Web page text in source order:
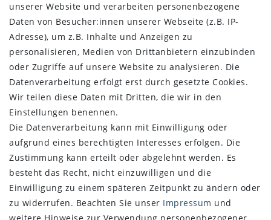
SHOP
Impressum
Daten­schutz­erklärung
AGB
Widerrufs­recht
SERVICE
Über uns
Zahlung und Versand
Retoure
NEWSLETTER
unserer Website und verarbeiten personenbezogene
Daten von Besucher:innen unserer Webseite (z.B. IP-
Adresse), um z.B. Inhalte und Anzeigen zu
personalisieren, Medien von Drittanbietern einzubinden
oder Zugriffe auf unsere Website zu analysieren. Die
Datenverarbeitung erfolgt erst durch gesetzte Cookies.
Wir teilen diese Daten mit Dritten, die wir in den
Einstellungen benennen.
Die Datenverarbeitung kann mit Einwilligung oder
aufgrund eines berechtigten Interesses erfolgen. Die
Zustimmung kann erteilt oder abgelehnt werden. Es
besteht das Recht, nicht einzuwilligen und die
Einwilligung zu einem späteren Zeitpunkt zu ändern oder
zu widerrufen. Beachten Sie unser Impressum und